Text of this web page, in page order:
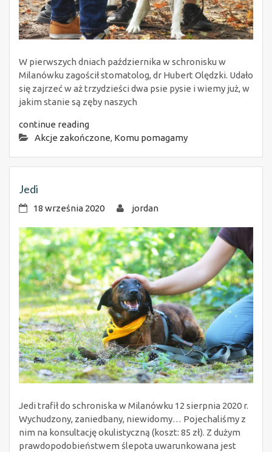
W pierwszych dniach października w schronisku w
Milanówku zagościł stomatolog, dr Hubert Olędzki. Udało
się zajrzeć w aż trzydzieści dwa psie pysie i wiemy już, w
jakim stanie są zęby naszych
continue reading
Akcje zakończone, Komu pomagamy
Jedi
18 września 2020 jordan
Jedi trafił do schroniska w Milanówku 12 sierpnia 2020 r.
Wychudzony, zaniedbany, niewidomy… Pojechaliśmy z
nim na konsultację okulistyczną (koszt: 85 zł). Z dużym
prawdopodobieństwem ślepota uwarunkowana jest